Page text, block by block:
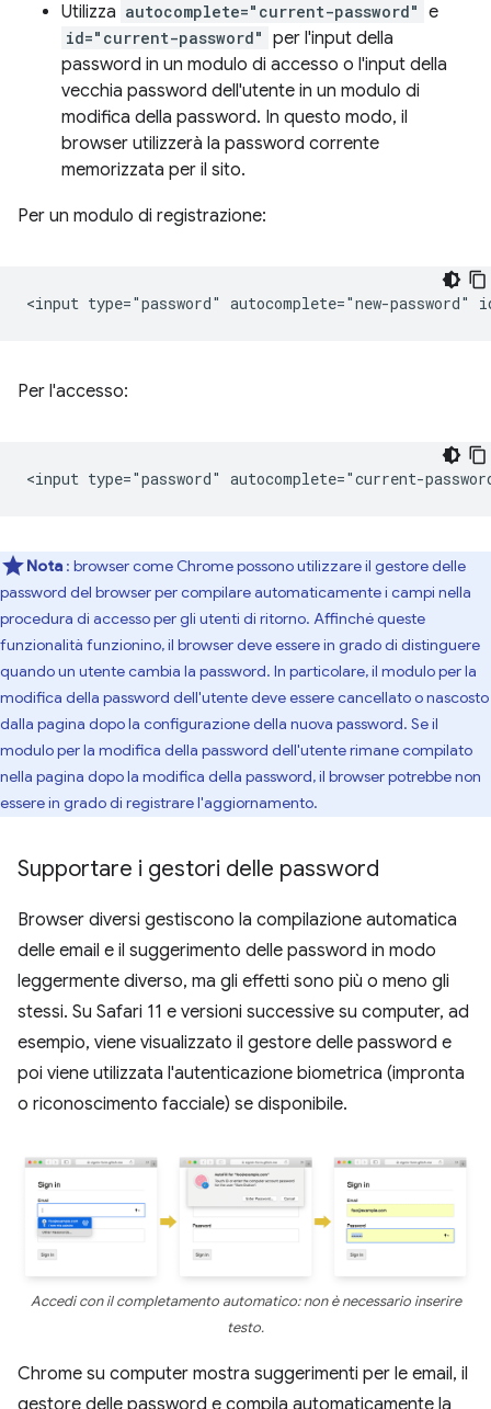
Utilizza autocomplete="current-password" e
id="current-password" per l'input della
password in un modulo di accesso o l'input della
vecchia password dell'utente in un modulo di
modifica della password. In questo modo, il
browser utilizzerà la password corrente
memorizzata per il sito.
Per un modulo di registrazione:
Per l'accesso:
Nota : browser come Chrome possono utilizzare il gestore delle
password del browser per compilare automaticamente i campi nella
procedura di accesso per gli utenti di ritorno. Affinché queste
funzionalità funzionino, il browser deve essere in grado di distinguere
quando un utente cambia la password. In particolare, il modulo per la
modifica della password dell'utente deve essere cancellato o nascosto
dalla pagina dopo la configurazione della nuova password. Se il
modulo per la modifica della password dell'utente rimane compilato
nella pagina dopo la modifica della password, il browser potrebbe non
essere in grado di registrare l'aggiornamento.
Supportare i gestori delle password
Browser diversi gestiscono la compilazione automatica
delle email e il suggerimento delle password in modo
leggermente diverso, ma gli effetti sono più o meno gli
stessi. Su Safari 11 e versioni successive su computer, ad
esempio, viene visualizzato il gestore delle password e
poi viene utilizzata l'autenticazione biometrica (impronta
o riconoscimento facciale) se disponibile.
Accedi con il completamento automatico: non è necessario inserire
testo.
Chrome su computer mostra suggerimenti per le email, il